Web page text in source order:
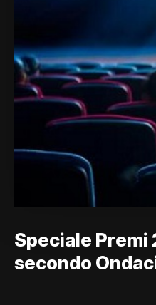
Speciale Premi
secondo